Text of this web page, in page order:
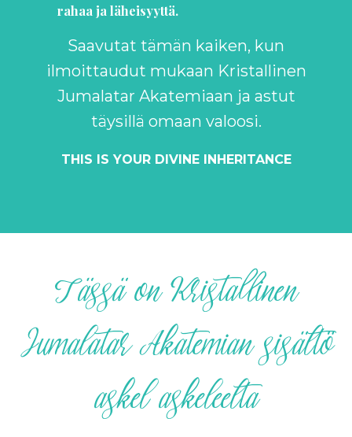
rahaa ja läheisyyttä.
Saavutat tämän kaiken, kun
ilmoittaudut mukaan Kristallinen
Jumalatar Akatemiaan ja astut
täysillä omaan valoosi.
THIS IS YOUR DIVINE INHERITANCE
Tässä on Kristallinen
Jumalatar Akatemian sisältö
askel askeleelta